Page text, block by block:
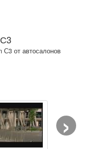
С3 от автосалонов
›